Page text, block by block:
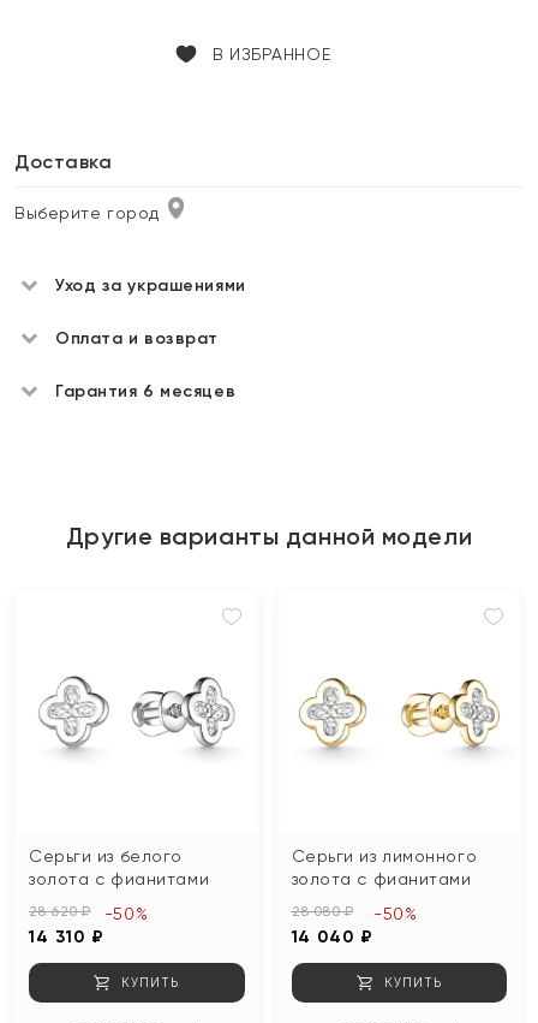
В ИЗБРАННОЕ
Доставка
Выберите город
Уход за украшениями
Оплата и возврат
Гарантия 6 месяцев
Другие варианты данной модели
Серьги из белого
золота с фианитами
28 620 ₽
14 310 ₽
-50%
КУПИТЬ
Серьги из лимонного
золота с фианитами
28 080 ₽
14 040 ₽
-50%
КУПИТЬ